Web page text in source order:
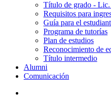
Título de grado - Lic.
Requisitos para
Guía para el
Programa de tutorías
Plan de estudios
Reconocimiento de
Título intermedio
Alumni
Comunicación